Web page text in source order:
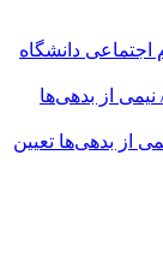
اجتماعی دانشگاه
از بدهی‌ها تعیین